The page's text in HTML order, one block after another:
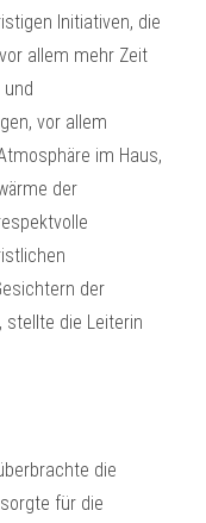
Initiativen, die
allem mehr Zeit
vor allem
im Haus,
der
der
stellte die Leiterin
die
für die